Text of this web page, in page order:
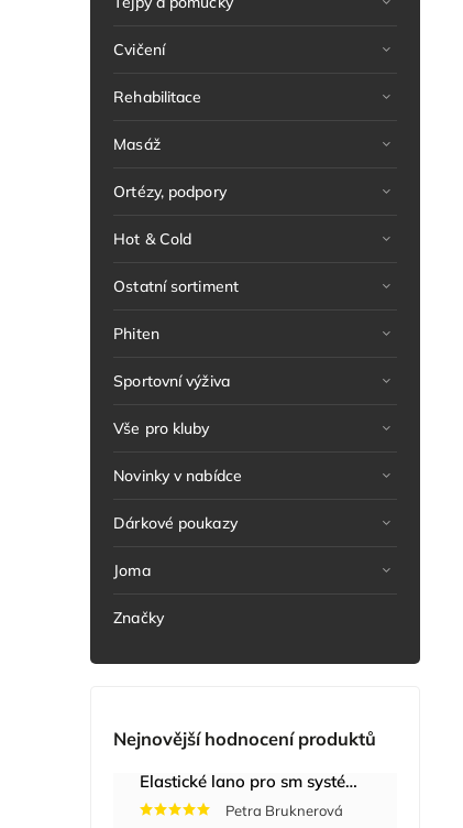
Cvičení
Rehabilitace
Masáž
Ortézy, podpory
Hot & Cold
Ostatní sortiment
Phiten
Sportovní výživa
Vše pro kluby
Novinky v nabídce
Dárkové poukazy
Joma
Značky
Nejnovější hodnocení produktů
Elastické lano pro sm systém
Petra Bruknerová